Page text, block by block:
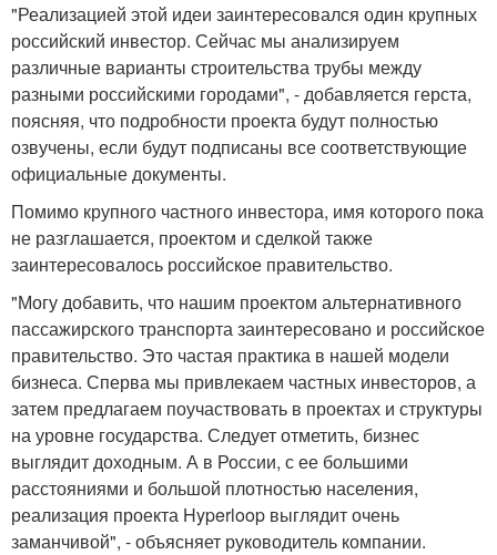
"Реализацией этой идеи заинтересовался один крупных
российский инвестор. Сейчас мы анализируем
различные варианты строительства трубы между
разными российскими городами", - добавляется герста,
поясняя, что подробности проекта будут полностью
озвучены, если будут подписаны все соответствующие
официальные документы.
Помимо крупного частного инвестора, имя которого пока
не разглашается, проектом и сделкой также
заинтересовалось российское правительство.
"Могу добавить, что нашим проектом альтернативного
пассажирского транспорта заинтересовано и российское
правительство. Это частая практика в нашей модели
бизнеса. Сперва мы привлекаем частных инвесторов, а
затем предлагаем поучаствовать в проектах и структуры
на уровне государства. Следует отметить, бизнес
выглядит доходным. А в России, с ее большими
расстояниями и большой плотностью населения,
реализация проекта Hyperloop выглядит очень
заманчивой", - объясняет руководитель компании.